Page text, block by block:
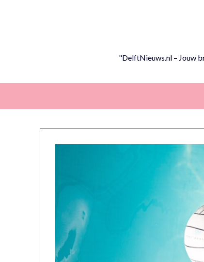
"DelftNieuws.nl – Jouw